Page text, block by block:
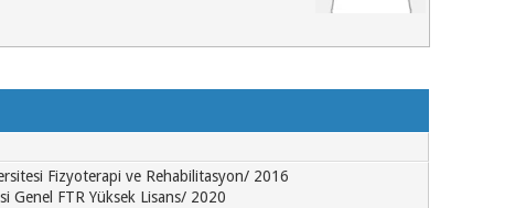
Fizyoterapi ve Rehabilitasyon/ 2016
Genel FTR Yüksek Lisans/ 2020